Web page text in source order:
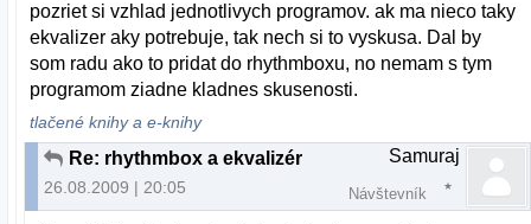
pozriet si vzhlad jednotlivych programov. ak ma nieco taky
ekvalizer aky potrebuje, tak nech si to vyskusa. Dal by
som radu ako to pridat do rhythmboxu, no nemam s tym
programom ziadne kladnes skusenosti.
tlačené knihy a e-knihy
Re: rhythmbox a ekvalizér
26.08.2009 | 20:05
Samuraj
Návštevník